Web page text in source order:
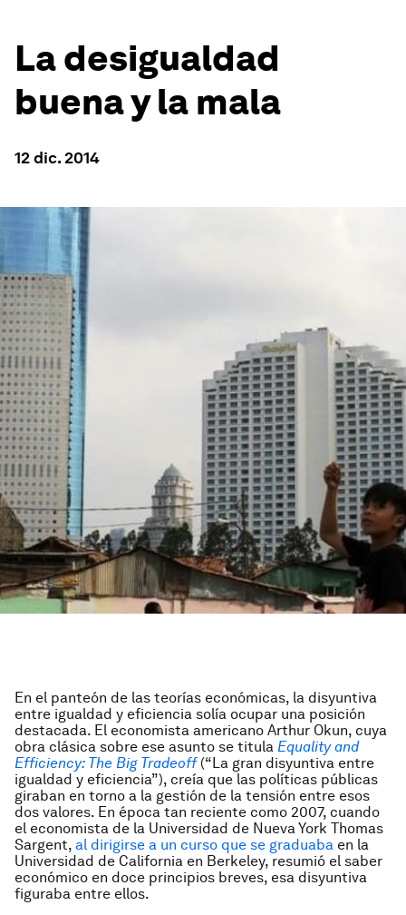
La desigualdad
buena y la mala
12 dic. 2014
En el panteón de las teorías económicas, la disyuntiva
entre igualdad y eficiencia solía ocupar una posición
destacada. El economista americano Arthur Okun, cuya
obra clásica sobre ese asunto se titula Equality and
Efficiency: The Big Tradeoff (“La gran disyuntiva entre
igualdad y eficiencia”), creía que las políticas públicas
giraban en torno a la gestión de la tensión entre esos
dos valores. En época tan reciente como 2007, cuando
el economista de la Universidad de Nueva York Thomas
Sargent, al dirigirse a un curso que se graduaba en la
Universidad de California en Berkeley, resumió el saber
económico en doce principios breves, esa disyuntiva
figuraba entre ellos.